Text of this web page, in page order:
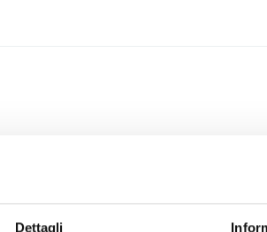
Dettagli